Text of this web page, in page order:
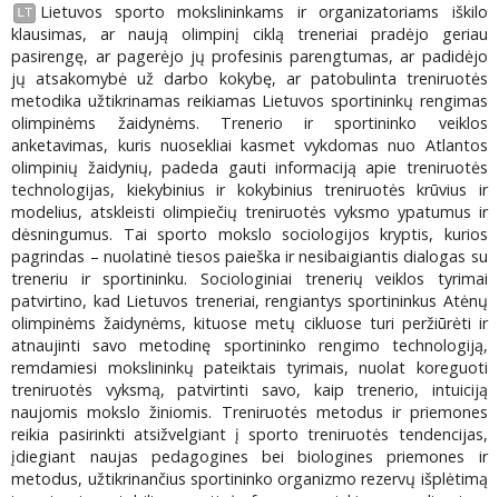
LT
Lietuvos sporto mokslininkams ir organizatoriams iškilo
klausimas, ar naują olimpinį ciklą treneriai pradėjo geriau
pasirengę, ar pagerėjo jų profesinis parengtumas, ar padidėjo
jų atsakomybė už darbo kokybę, ar patobulinta treniruotės
metodika užtikrinamas reikiamas Lietuvos sportininkų rengimas
olimpinėms žaidynėms. Trenerio ir sportininko veiklos
anketavimas, kuris nuosekliai kasmet vykdomas nuo Atlantos
olimpinių žaidynių, padeda gauti informaciją apie treniruotės
technologijas, kiekybinius ir kokybinius treniruotės krūvius ir
modelius, atskleisti olimpiečių treniruotės vyksmo ypatumus ir
dėsningumus. Tai sporto mokslo sociologijos kryptis, kurios
pagrindas – nuolatinė tiesos paieška ir nesibaigiantis dialogas su
treneriu ir sportininku. Sociologiniai trenerių veiklos tyrimai
patvirtino, kad Lietuvos treneriai, rengiantys sportininkus Atėnų
olimpinėms žaidynėms, kituose metų cikluose turi peržiūrėti ir
atnaujinti savo metodinę sportininko rengimo technologiją,
remdamiesi mokslininkų pateiktais tyrimais, nuolat koreguoti
treniruotės vyksmą, patvirtinti savo, kaip trenerio, intuiciją
naujomis mokslo žiniomis. Treniruotės metodus ir priemones
reikia pasirinkti atsižvelgiant į sporto treniruotės tendencijas,
įdiegiant naujas pedagogines bei biologines priemones ir
metodus, užtikrinančius sportininko organizmo rezervų išplėtimą